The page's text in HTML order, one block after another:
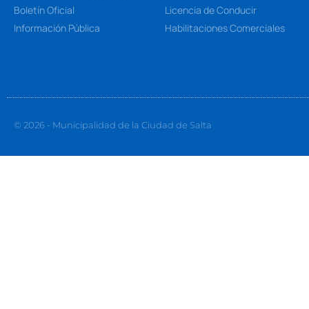
Boletín Oficial
Información Pública
Licencia de Conducir
Habilitaciones Comerciales
© 2026 - Municipalidad de la Ciudad de Salta